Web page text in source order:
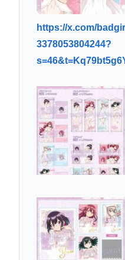
https://x.com/
3378053804244?